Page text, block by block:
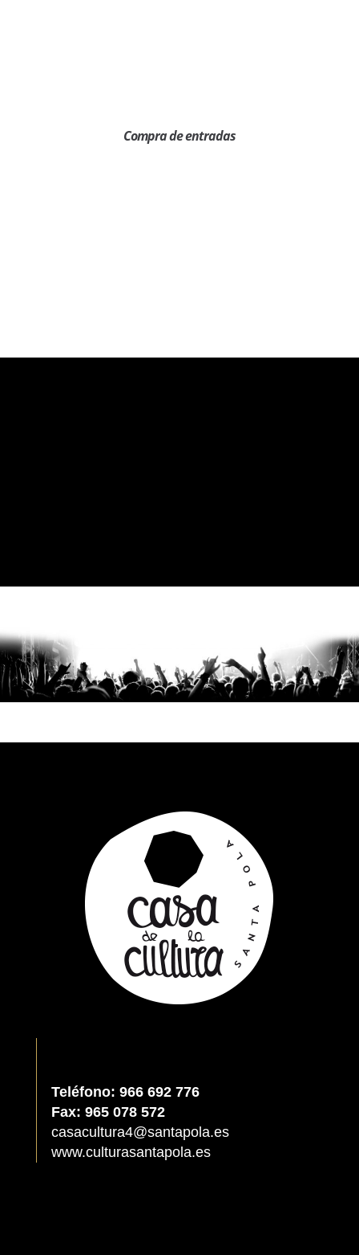
Compra de entradas
Teléfono: 966 692 776
Fax: 965 078 572
casacultura4@santapola.es
www.culturasantapola.es